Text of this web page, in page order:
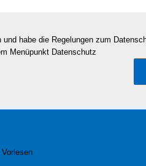
habe die Regelungen zum
Menüpunkt Datenschutz
Vorlesen